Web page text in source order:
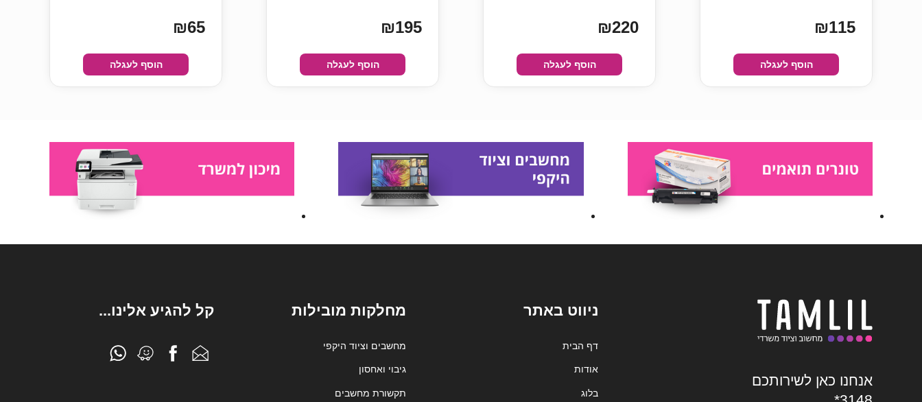
₪115
הוסף לעגלה
₪220
הוסף לעגלה
₪195
הוסף לעגלה
₪65
הוסף לעגלה
אנחנו כאן לשירותכם
ניווט באתר
דף הבית
אודות
בלוג
מחלקות מובילות
מחשבים וציוד היקפי
גיבוי ואחסון
תקשורת מחשבים
קל להגיע אלינו...